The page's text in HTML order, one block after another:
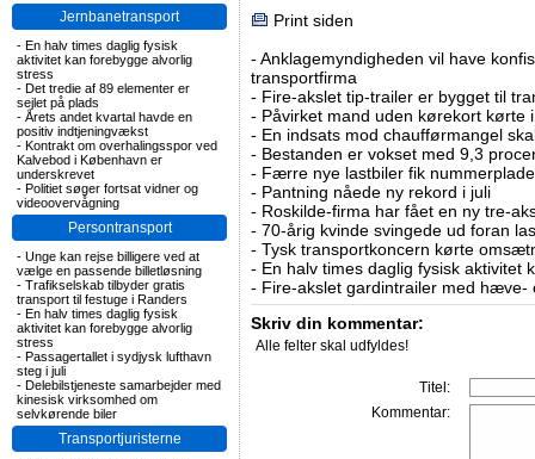
Jernbanetransport
- En halv times daglig fysisk
aktivitet kan forebygge alvorlig
stress
- Det tredie af 89 elementer er
sejlet på plads
- Årets andet kvartal havde en
positiv indtjeningvækst
- Kontrakt om overhalingsspor ved
Kalvebod i København er
underskrevet
- Politiet søger fortsat vidner og
videoovervågning
Persontransport
- Unge kan rejse billigere ved at
vælge en passende billetløsning
- Trafikselskab tilbyder gratis
transport til festuge i Randers
- En halv times daglig fysisk
aktivitet kan forebygge alvorlig
stress
- Passagertallet i sydjysk lufthavn
steg i juli
- Delebilstjeneste samarbejder med
kinesisk virksomhed om
selvkørende biler
Transportjuristerne
Print siden
- Anklagemyndigheden vil have
transportfirma
- Fire-akslet tip-trailer er bygget til
- Påvirket mand uden kørekort kørte
- En indsats mod chaufførmangel
- Bestanden er vokset med 9,3
- Færre nye lastbiler fik
- Pantning nåede ny rekord i juli
- Roskilde-firma har fået en ny tre-
- 70-årig kvinde svingede ud foran
- Tysk transportkoncern kørte
- En halv times daglig fysisk aktivitet
- Fire-akslet gardintrailer med hæve-
Skriv din kommentar:
Alle felter skal udfyldes!
Titel:
Kommentar: